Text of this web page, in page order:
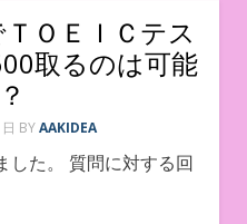
ＯＥＩＣテス
取るのは可能
BY AAKIDEA
した。 質問に対する回